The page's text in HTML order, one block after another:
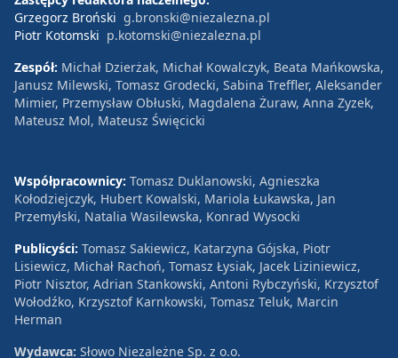
Grzegorz Broński g.bronski@niezalezna.pl
Piotr Kotomski p.kotomski@niezalezna.pl
Zespół: Michał Dzierżak, Michał Kowalczyk, Beata Mańkowska,
Janusz Milewski, Tomasz Grodecki, Sabina Treffler, Aleksander
Mimier, Przemysław Obłuski, Magdalena Żuraw, Anna Zyzek,
Mateusz Mol, Mateusz Święcicki
Współpracownicy: Tomasz Duklanowski, Agnieszka
Kołodziejczyk, Hubert Kowalski, Mariola Łukawska, Jan
Przemyłski, Natalia Wasilewska, Konrad Wysocki
Publicyści: Tomasz Sakiewicz, Katarzyna Gójska, Piotr
Lisiewicz, Michał Rachoń, Tomasz Łysiak, Jacek Liziniewicz,
Piotr Nisztor, Adrian Stankowski, Antoni Rybczyński, Krzysztof
Wołodźko, Krzysztof Karnkowski, Tomasz Teluk, Marcin
Herman
Wydawca: Słowo Niezależne Sp. z o.o.